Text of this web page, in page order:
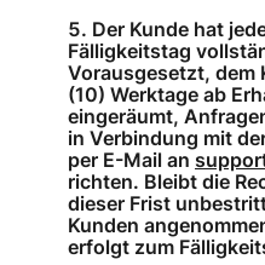
Der Kunde hat
Fälligkeitstag
Vorausgesetzt, dem
(10) Werktage ab
eingeräumt,
in Verbindung mit
per E-Mail an
richten. Bleibt die
dieser Frist
Kunden
erfolgt zum